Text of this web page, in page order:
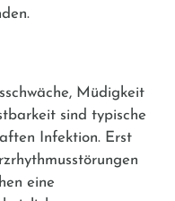
Müdigkeit
sind typische
Infektion. Erst
eine